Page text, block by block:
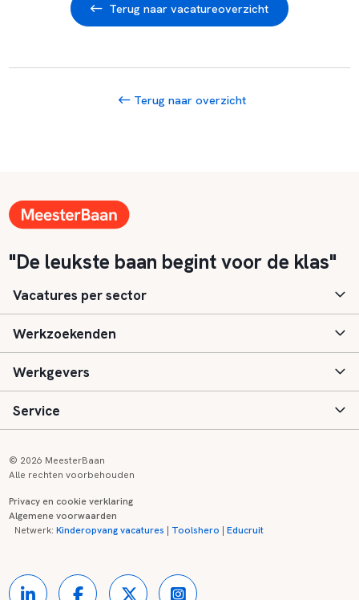
Terug naar vacatureoverzicht
Terug naar overzicht
"De leukste baan begint voor de klas"
Vacatures per sector
Basisonderwijs
Speciaal (basis) onderwijs
Voortgezet onderwijs
Kinderopvang
Werkzoekenden
Aanmelden
Vacatures
Zij-instroom informatie
Werkgevers
Inloggen
Registreren
Service
Onderwijs links
© 2026 MeesterBaan
Alle rechten voorbehouden
Privacy en cookie verklaring
Algemene voorwaarden
Netwerk:Kinderopvang vacatures | Toolshero |Educruit